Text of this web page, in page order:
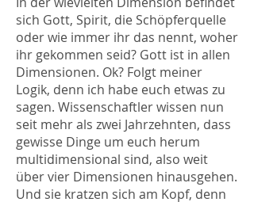
sich Gott, Spirit, die Schöpferquelle
oder wie immer ihr das nennt, woher
ihr gekommen seid? Gott ist in allen
Dimensionen. Ok? Folgt meiner
Logik, denn ich habe euch etwas zu
sagen. Wissenschaftler wissen nun
seit mehr als zwei Jahrzehnten, dass
gewisse Dinge um euch herum
multidimensional sind, also weit
über vier Dimensionen hinausgehen.
Und sie kratzen sich am Kopf, denn